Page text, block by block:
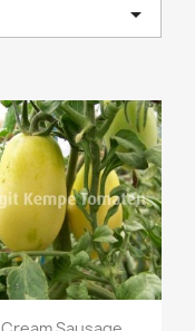

Vorschau